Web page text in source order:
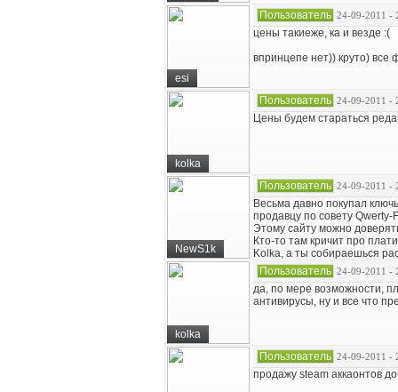
esi
Пользователь 24-09-2011 -
цены такиеже, ка и везде :(
впринцепе нет)) круто) все
kolka
Пользователь 24-09-2011 -
Цены будем стараться
NewS1k
Пользователь 24-09-2011 -
Весьма давно покупал
продавцу по совету Qwerty-
Этому сайту можно
Кто-то там кричит про
Kolka, а ты собираешься
kolka
Пользователь 24-09-2011 -
да, по мере возможности,
антивирусы, ну и все что
Пользователь 24-09-2011 -
продажу steam аккаонтов